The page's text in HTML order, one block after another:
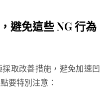
避免這些 NG 行為
取改善措施，避免加速凹
要特別注意：